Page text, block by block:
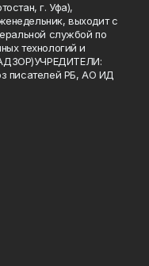
г. Уфа),
выходит с
службой по
технологий и
писателей РБ, АО ИД